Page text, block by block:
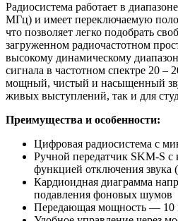
Радиосистема работает в
МГц) и имеет переключаемую
что позволяет легко подобрать
загруженном радиочастотном
высокому динамическому
сигнала в частотном спектре 20 –
мощный, чистый и насыщенный
живых выступлений, так и для
Преимущества и особенности:
Цифровая радиосистема с
Ручной передатчик SKM-S
функцией отключения звука
Кардиоидная диаграмма
подавления фоновых шумов
Передающая мощность — 10